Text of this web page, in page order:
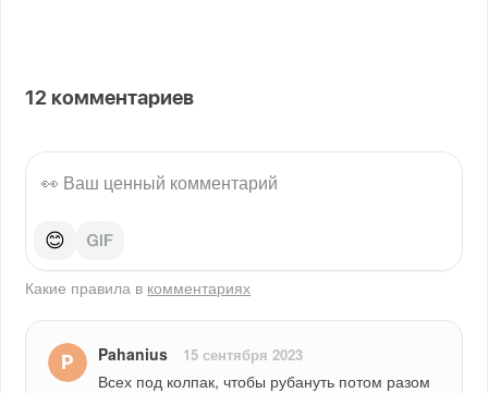
12 комментариев
😊
Какие правила в комментариях
Pahanius 15 сентября 2023
Всех под колпак, чтобы рубануть потом разом